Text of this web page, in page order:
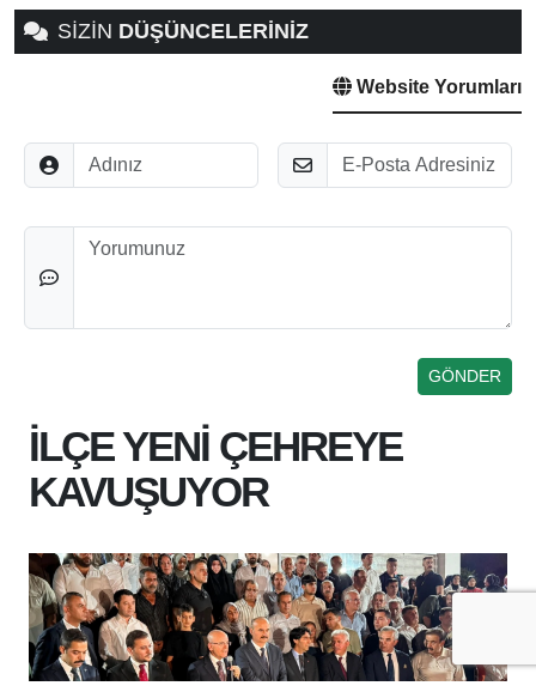
SİZİN DÜŞÜNCELERİNİZ
Website Yorumları
Adınız E-Posta
Düşünceleriniz
İLÇE YENİ ÇEHREYE
KAVUŞUYOR